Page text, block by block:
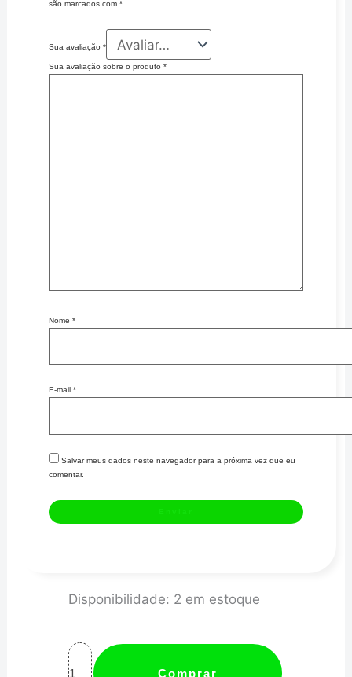
são marcados com *
Sua avaliação *
Sua avaliação sobre o produto *
Nome *
E-mail *
Salvar meus dados neste navegador para a próxima vez que eu
comentar.
Disponibilidade: 2 em estoque
BOMBAS
Comprar